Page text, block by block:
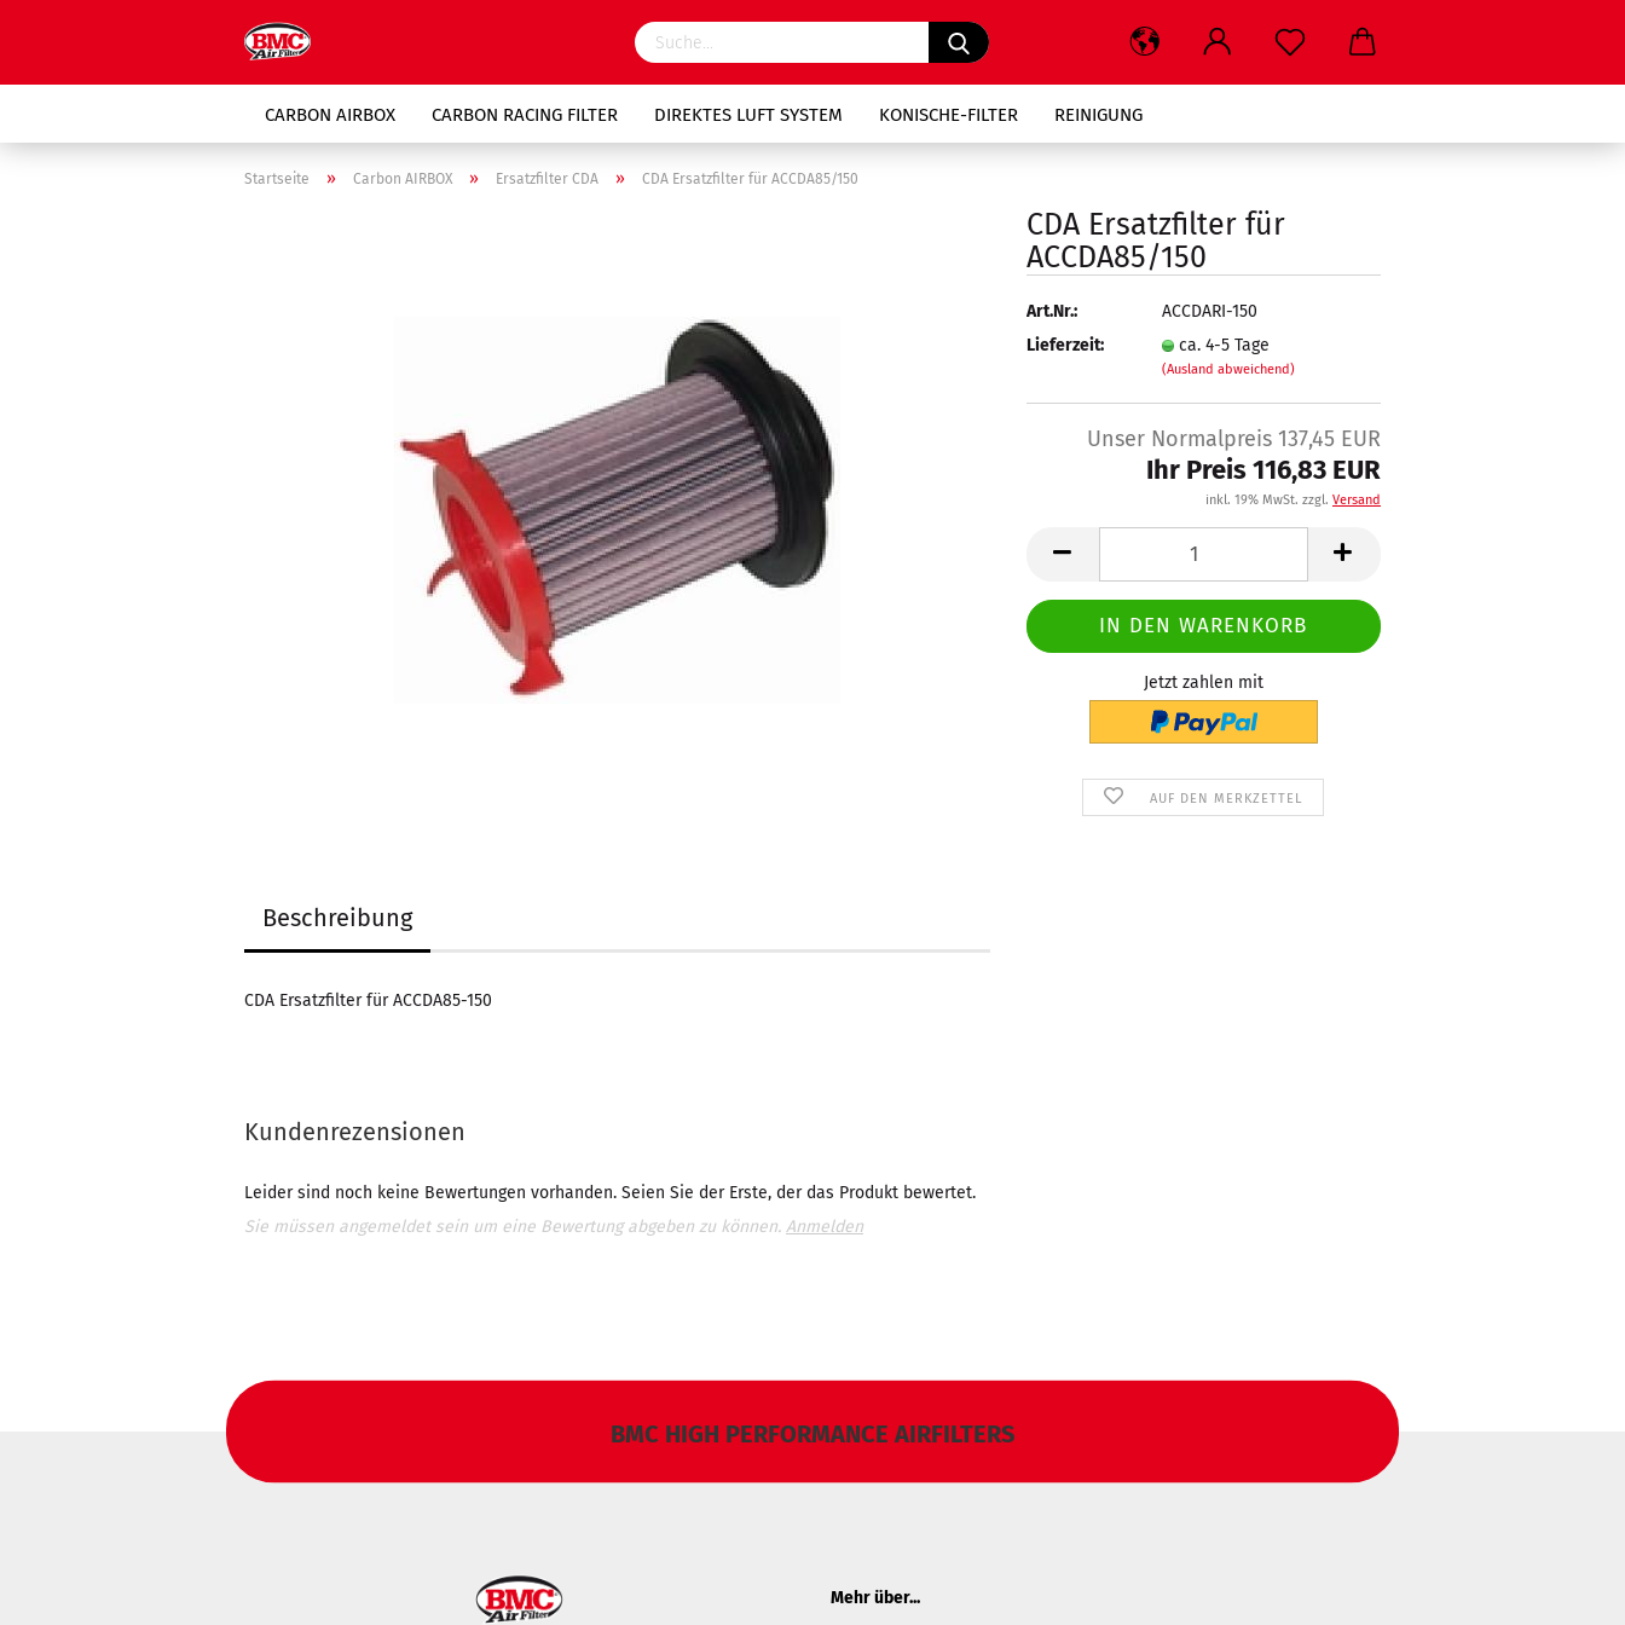
CARBON AIRBOX CARBON RACING FILTER DIREKTES LUFT SYSTEM KONISCHE-FILTER REINIGUNG
SPORT ERSATZ LUFTFILTER
Startseite » Carbon AIRBOX » Ersatzfilter CDA » CDA Ersatzfilter für ACCDA85/150
CDA Ersatzfilter für
ACCDA85/150
Art.Nr.:
ACCDARI-150
Lieferzeit:
ca. 4-5 Tage
(Ausland abweichend)
Unser Normalpreis 137,45 EUR
Ihr Preis 116,83 EUR
inkl. 19% MwSt. zzgl. Versand
Jetzt zahlen mit
AUF DEN MERKZETTEL
Beschreibung
CDA Ersatzfilter für ACCDA85-150
Kundenrezensionen
Leider sind noch keine Bewertungen vorhanden. Seien Sie der Erste, der das Produkt bewertet.
Sie müssen angemeldet sein um eine Bewertung abgeben zu können. Anmelden
BMC HIGH PERFORMANCE AIRFILTERS
Mehr über...